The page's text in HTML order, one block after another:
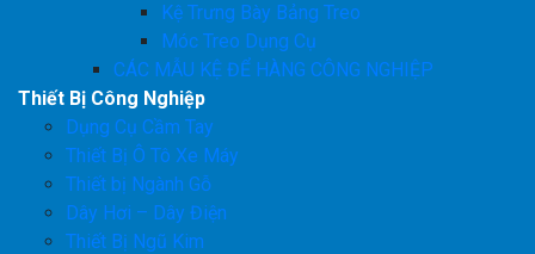
Kệ Trưng Bày Bảng Treo
Móc Treo Dụng Cụ
CÁC MẪU KỆ ĐỂ HÀNG CÔNG NGHIỆP
Thiết Bị Công Nghiệp
Dụng Cụ Cầm Tay
Thiết Bị Ô Tô Xe Máy
Thiết bị Ngành Gỗ
Dây Hơi – Dây Điện
Thiết Bị Ngũ Kim